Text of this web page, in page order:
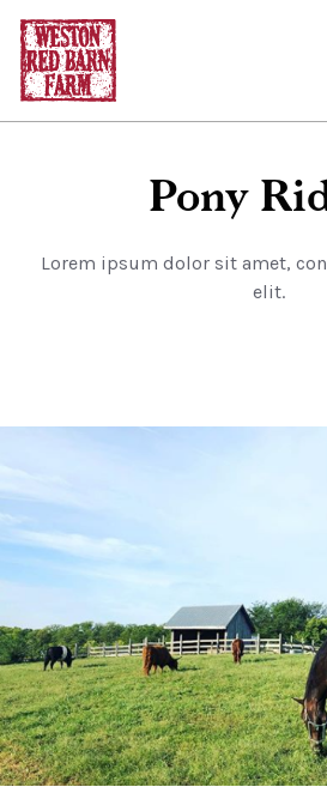
Pony
Lorem ipsum dolor sit amet,
elit.